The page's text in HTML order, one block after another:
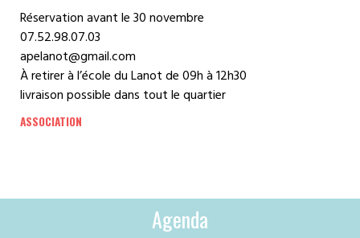
Réservation avant le 30 novembre
07.52.98.07.03
apelanot@gmail.com
À retirer à l’école du Lanot de 09h à 12h30
livraison possible dans tout le quartier
ASSOCIATION
Agenda